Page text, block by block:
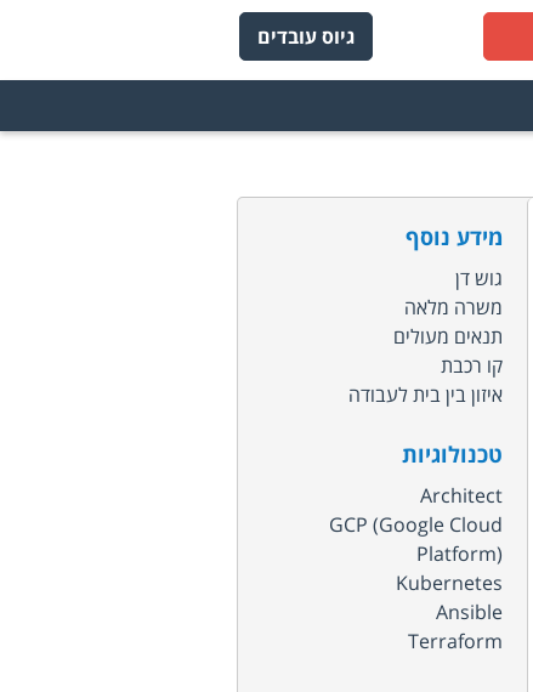
גיוס עובדים
מידע נוסף
גוש דן
משרה מלאה
תנאים מעולים
קו רכבת
איזון בין בית לעבודה
טכנולוגיות
Architect
GCP (Google Cloud
Platform)
Kubernetes
Ansible
Terraform